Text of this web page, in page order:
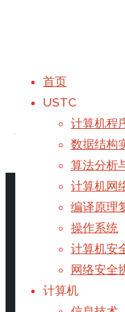
首页
USTC
计算机程
数据结构
算法分析
计算机网
编译原理
操作系统
计算机安
网络安全
计算机
标签：
文章标记 "图论"
强连通分
对于一个有向图，
需要通过缩点的方式